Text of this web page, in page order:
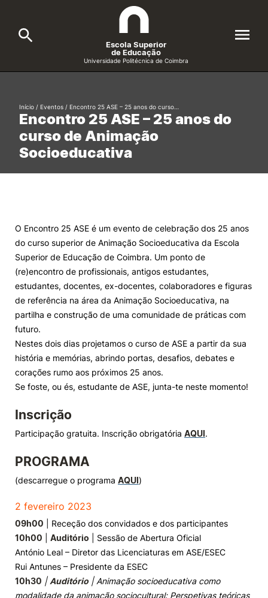
Cursos
Candidatos
Investigação e Projetos
Alunos
Knowledge Factory
Candidaturas
©2026 Instituto Politécnico de Coimbra. Todos os direitos reservados.
Escola Superior
de Educação
Universidade Politécnica de Coimbra
Search
Formative Offer
Encontro 25 ASE – 25 anos do
curso de Animação
Socioeducativa
Início / Eventos / Encontro 25 ASE – 25 anos do curso…
O Encontro 25 ASE é um evento de celebração dos 25 anos
do curso superior de Animação Socioeducativa da Escola
Superior de Educação de Coimbra. Um ponto de
(re)encontro de profissionais, antigos estudantes,
estudantes, docentes, ex-docentes, colaboradores e figuras
de referência na área da Animação Socioeducativa, na
partilha e construção de uma comunidade de práticas com
futuro.
Nestes dois dias projetamos o curso de ASE a partir da sua
história e memórias, abrindo portas, desafios, debates e
corações rumo aos próximos 25 anos.
Se foste, ou és, estudante de ASE, junta-te neste momento!
Inscrição
Participação gratuita. Inscrição obrigatória AQUI.
PROGRAMA
(descarregue o programa AQUI)
2 fevereiro 2023
09h00 | Receção dos convidados e dos participantes
10h00
Auditório | Sessão de Abertura Oficial
António Leal – Diretor das Licenciaturas em ASE/ESEC
Rui Antunes – Presidente da ESEC
10h30 | Auditório | Animação socioeducativa como
modalidade da animação sociocultural: Perspetivas teóricas